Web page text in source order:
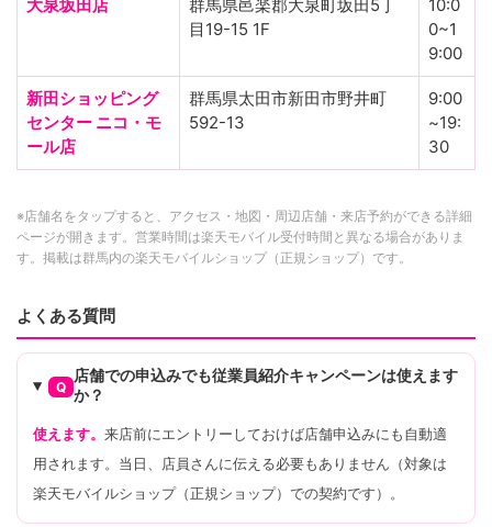
大泉坂田店
群馬県邑楽郡大泉町坂田5丁
目19-15 1F
10:0
0~1
9:00
新田ショッピング
センター ニコ・モ
ール店
群馬県太田市新田市野井町
592-13
9:00
~19:
30
※店舗名をタップすると、アクセス・地図・周辺店舗・来店予約ができる詳細
ページが開きます。営業時間は楽天モバイル受付時間と異なる場合がありま
す。掲載は群馬内の楽天モバイルショップ（正規ショップ）です。
よくある質問
Q
店舗での申込みでも従業員紹介キャンペーンは使えます
か？
使えます。 来店前にエントリーしておけば店舗申込みにも自動適
用されます。当日、店員さんに伝える必要もありません（対象は
楽天モバイルショップ（正規ショップ）での契約です）。